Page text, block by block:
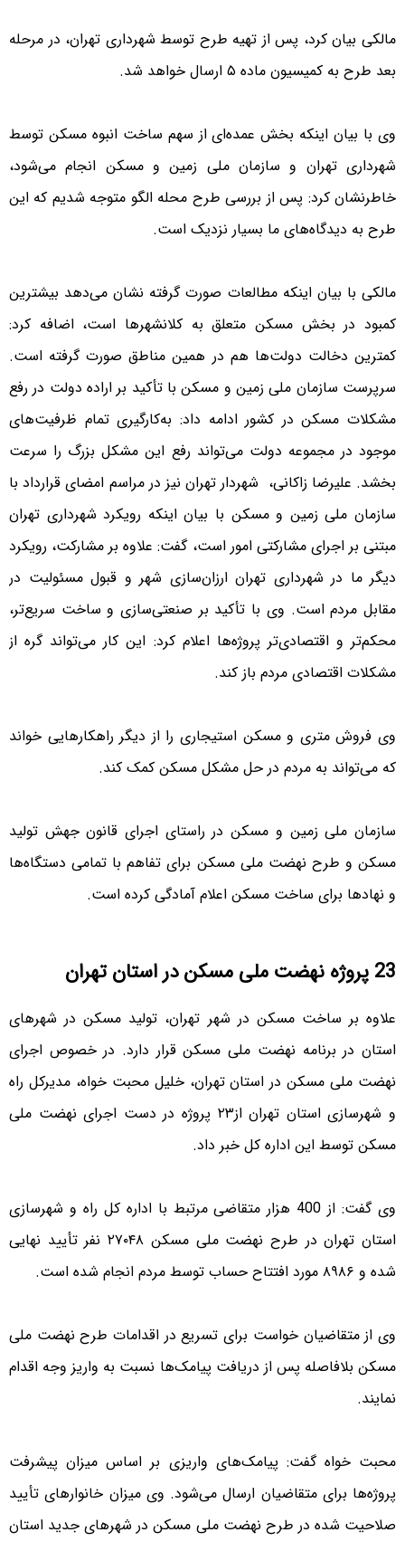
مالکی بیان کرد، پس از تهیه طرح توسط شهرداری تهران، در مرحله
بعد طرح به کمیسیون ماده ۵ ارسال خواهد شد.
وی با بیان اینکه بخش عمده‌ای از سهم ساخت انبوه مسکن توسط
شهرداری تهران و سازمان ملی زمین و مسکن انجام می‌شود،
خاطرنشان کرد: پس از بررسی طرح محله الگو متوجه شدیم که این
طرح به دیدگاه‌های ما بسیار نزدیک است.
مالکی با بیان اینکه مطالعات صورت گرفته نشان می‌دهد بیشترین
کمبود در بخش مسکن متعلق به کلانشهرها است، اضافه کرد:
کمترین دخالت دولت‌ها هم در همین مناطق صورت گرفته است.
سرپرست سازمان ملی زمین و مسکن با تأکید بر اراده دولت در رفع
مشکلات مسکن در کشور ادامه داد: به‌کارگیری تمام ظرفیت‌های
موجود در مجموعه دولت می‌تواند رفع این مشکل بزرگ را سرعت
بخشد. علیرضا زاکانی، شهردار تهران نیز در مراسم امضای قرارداد با
سازمان ملی زمین و مسکن با بیان اینکه رویکرد شهرداری تهران
مبتنی بر اجرای مشارکتی امور است، گفت: علاوه بر مشارکت، رویکرد
دیگر ما در شهرداری تهران ارزان‌سازی شهر و قبول مسئولیت در
مقابل مردم است. وی با تأکید بر صنعتی‌سازی و ساخت سریع‌تر،
محکم‌تر و اقتصادی‌تر پروژه‌ها اعلام کرد: این کار می‌تواند گره از
مشکلات اقتصادی مردم باز کند.
وی فروش متری و مسکن استیجاری را از دیگر راهکارهایی خواند
که می‌تواند به مردم در حل مشکل مسکن کمک کند.
سازمان ملی زمین و مسکن در راستای اجرای قانون جهش تولید
مسکن و طرح نهضت ملی مسکن برای تفاهم با تمامی دستگاه‌ها
و نهادها برای ساخت مسکن اعلام آمادگی کرده است.
23 پروژه نهضت ملی مسکن در استان تهران
علاوه بر ساخت مسکن در شهر تهران، تولید مسکن در شهرهای
استان در برنامه نهضت ملی مسکن قرار دارد. در خصوص اجرای
نهضت ملی مسکن در استان تهران، خلیل محبت خواه، مدیرکل راه
و شهرسازی استان تهران از۲۳ پروژه در دست اجرای نهضت ملی
مسکن توسط این اداره کل خبر داد.
وی گفت: از 400 هزار متقاضی مرتبط با اداره کل راه و شهرسازی
استان تهران در طرح نهضت ملی مسکن ۲۷۰۴۸ نفر تأیید نهایی
شده و ۸۹۸۶ مورد افتتاح حساب توسط مردم انجام شده است.
وی از متقاضیان خواست برای تسریع در اقدامات طرح نهضت ملی
مسکن بلافاصله پس از دریافت پیامک‌ها نسبت به واریز وجه اقدام
نمایند.
محبت خواه گفت: پیامک‌های واریزی بر اساس میزان پیشرفت
پروژه‌ها برای متقاضیان ارسال می‌شود. وی میزان خانوار‌های تأیید
صلاحیت شده در طرح نهضت ملی مسکن در شهرهای جدید استان